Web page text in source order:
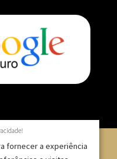
fornecer a experiência